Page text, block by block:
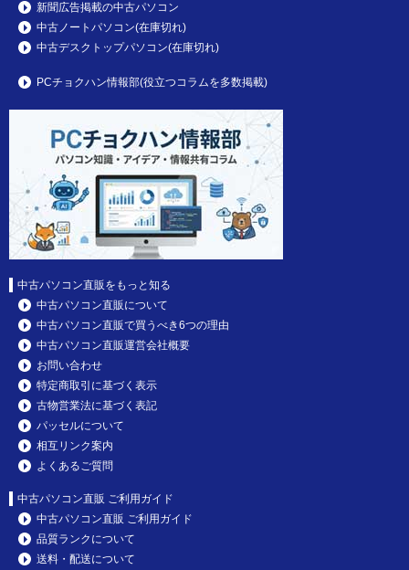
新聞広告掲載の中古パソコン
中古ノートパソコン(在庫切れ)
中古デスクトップパソコン(在庫切れ)
PCチョクハン情報部(役立つコラムを多数掲載)
中古パソコン直販をもっと知る
中古パソコン直販について
中古パソコン直販で買うべき6つの理由
中古パソコン直販運営会社概要
お問い合わせ
特定商取引に基づく表示
古物営業法に基づく表記
パッセルについて
相互リンク案内
よくあるご質問
中古パソコン直販 ご利用ガイド
中古パソコン直販 ご利用ガイド
品質ランクについて
送料・配送について